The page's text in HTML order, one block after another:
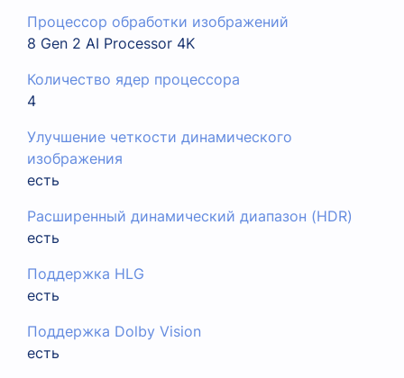
Процессор обработки изображений
8 Gen 2 AI Processor 4K
Количество ядер процессора
4
Улучшение четкости динамического
изображения
есть
Расширенный динамический диапазон (HDR)
есть
Поддержка HLG
есть
Поддержка Dolby Vision
есть